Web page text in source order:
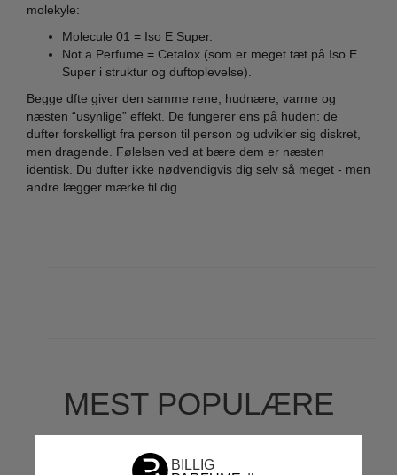
molekyle:
Molecule 01 = Iso E Super.
Not a Perfume = Cetalox (som er meget tæt på Iso E
Super i struktur og duftoplevelse).
Begge dfte giver den samme rene, hudnære, varme og
næsten “usynlige” effekt. De fungerer ens på huden: de
dufter forskelligt fra person til person og udvikler sig diskret,
men dragende. Følelsen ved at bære dem er næsten
identisk. Du dufter ikke nødvendigvis dig selv så meget - men
andre lægger mærke til dig.
MEST POPULÆRE
MÆRKER